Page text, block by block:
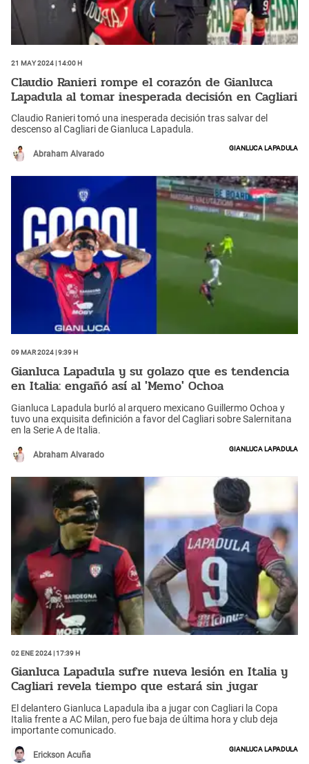
21 May 2024 | 14:00 h
Claudio Ranieri rompe el corazón de Gianluca
Lapadula al tomar inesperada decisión en Cagliari
Claudio Ranieri tomó una inesperada decisión tras salvar del
descenso al Cagliari de Gianluca Lapadula.
Abraham Alvarado
Gianluca Lapadula
09 Mar 2024 | 9:39 h
Gianluca Lapadula y su golazo que es tendencia
en Italia: engañó así al 'Memo' Ochoa
Gianluca Lapadula burló al arquero mexicano Guillermo Ochoa y
tuvo una exquisita definición a favor del Cagliari sobre Salernitana
en la Serie A de Italia.
Abraham Alvarado
Gianluca Lapadula
02 Ene 2024 | 17:39 h
Gianluca Lapadula sufre nueva lesión en Italia y
Cagliari revela tiempo que estará sin jugar
El delantero Gianluca Lapadula iba a jugar con Cagliari la Copa
Italia frente a AC Milan, pero fue baja de última hora y club deja
importante comunicado.
Erickson Acuña
Gianluca Lapadula